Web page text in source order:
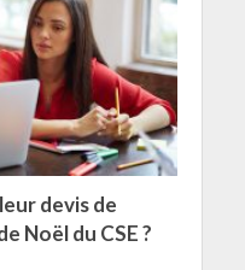
devis de
Noël du CSE ?